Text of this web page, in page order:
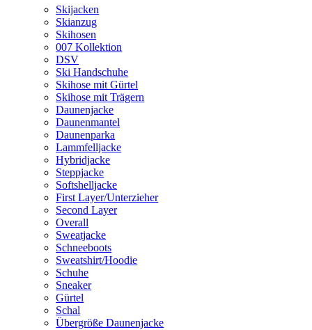
Skijacken
Skianzug
Skihosen
007 Kollektion
DSV
Ski Handschuhe
Skihose mit Gürtel
Skihose mit Trägern
Daunenjacke
Daunenmantel
Daunenparka
Lammfelljacke
Hybridjacke
Steppjacke
Softshelljacke
First Layer/Unterzieher
Second Layer
Overall
Sweatjacke
Schneeboots
Sweatshirt/Hoodie
Schuhe
Sneaker
Gürtel
Schal
Übergröße Daunenjacke